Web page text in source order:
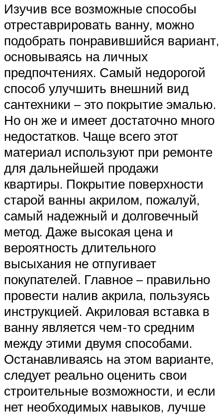
Изучив все возможные способы
отреставрировать ванну, можно
подобрать понравившийся вариант,
основываясь на личных
предпочтениях. Самый недорогой
способ улучшить внешний вид
сантехники – это покрытие эмалью.
Но он же и имеет достаточно много
недостатков. Чаще всего этот
материал используют при ремонте
для дальнейшей продажи
квартиры. Покрытие поверхности
старой ванны акрилом, пожалуй,
самый надежный и долговечный
метод. Даже высокая цена и
вероятность длительного
высыхания не отпугивает
покупателей. Главное – правильно
провести налив акрила, пользуясь
инструкцией. Акриловая вставка в
ванну является чем-то средним
между этими двумя способами.
Останавливаясь на этом варианте,
следует реально оценить свои
строительные возможности, и если
нет необходимых навыков, лучше